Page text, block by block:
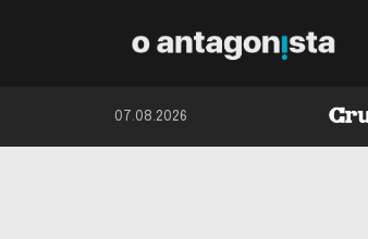
07.08.2026